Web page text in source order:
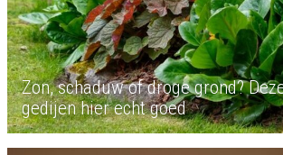
Zon, schaduw of droge grond?
gedijen hier echt goed